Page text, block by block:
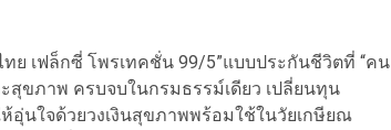
ย เฟล็กซี่ โพรเทคชั่น 99/5”แบบประกันชีวิตที่ “คน
สุขภาพ ครบจบในกรมธรรม์เดียว เปลี่ยนทุน
อุ่นใจด้วยวงเงินสุขภาพพร้อมใช้ในวัยเกษียณ